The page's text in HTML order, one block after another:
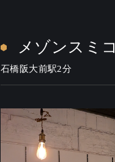
メゾンスミコ
石橋阪大前駅2分